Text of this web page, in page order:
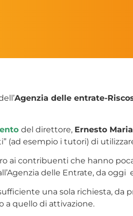
Agenzia delle entrate-
del direttore, Ernesto
(ad esempio i tutori) di
ai contribuenti che hanno
delle Entrate, da oggi
una sola richiesta, da
a quello di attivazione.